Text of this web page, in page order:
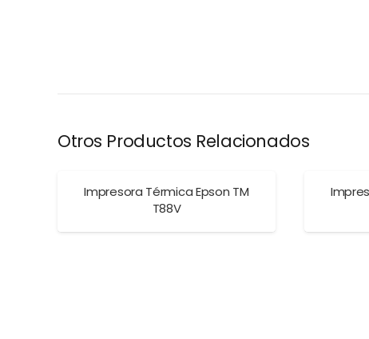
Otros Productos Relacionados
Impresora Térmica Epson TM
T88V